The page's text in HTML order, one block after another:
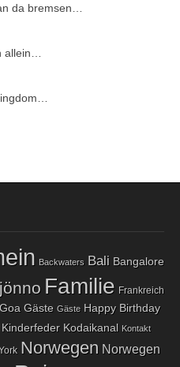
da bremsen…
allein…
Backwaters Bali Bangalore
Familie Frankreich
Goa Gäste Gäste Happy Birthday
Kinderfeder Kodaikanal Kontakt
Norwegen Norwegen